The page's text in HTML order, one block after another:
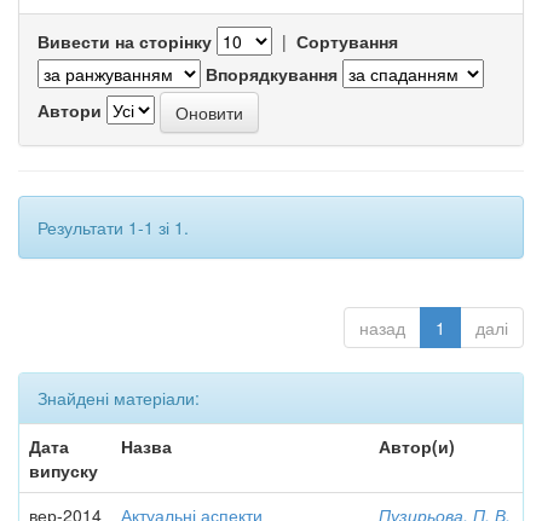
Вивести на сторінку | Сортування
Впорядкування
Автори
Результати 1-1 зі 1.
назад 1 далі
Знайдені матеріали:
Дата
випуску
Назва Автор(и)
вер-2014
Актуальні аспекти
Пузирьова, П. В.